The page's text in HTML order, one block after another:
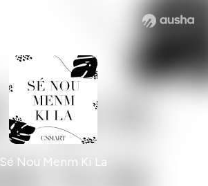
Sé Nou Menm Ki La